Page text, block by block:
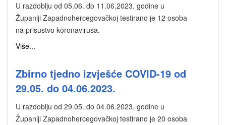
U razdoblju od 05.06. do 11.06.2023. godine u
Županiji Zapadnohercegovačkoj testirano je 12 osoba
na prisustvo koronavirusa.
Više...
Zbirno tjedno izvješće COVID-19 od
29.05. do 04.06.2023.
U razdoblju od 29.05. do 04.06.2023. godine u
Županiji Zapadnohercegovačkoj testirano je 20 osoba